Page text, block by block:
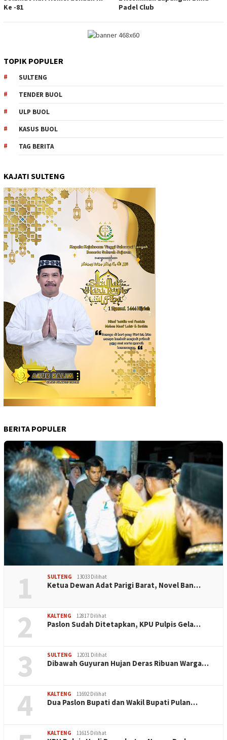
Ke -81
Padel Club
TOPIK POPULER
SULTENG
TENDER BUOL
ULP BUOL
KASUS BUOL
TAG BERITA
KAJATI SULTENG
BERITA POPULER
1 SULTENG 13033 Dilihat
Ketua Dewan Adat Parigi Barat, Novel Ban…
2 KALTENG 12817 Dilihat
Paslon Sudah Ditetapkan, KPU Pulpis Gela…
3 SULTENG 12031 Dilihat
Dibawah Guyuran Hujan Deras Ribuan Warga…
4 KALTENG 11692 Dilihat
Dua Paslon Bupati dan Wakil Bupati Pulan…
KALTENG 11615 Dilihat